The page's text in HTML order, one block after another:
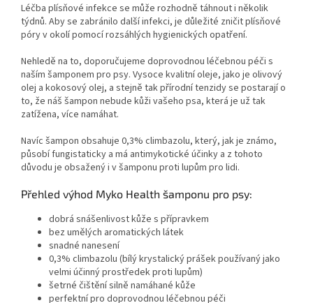
Léčba plísňové infekce se může rozhodně táhnout i několik
týdnů. Aby se zabránilo další infekci, je důležité zničit plísňové
póry v okolí pomocí rozsáhlých hygienických opatření.
Nehledě na to, doporučujeme doprovodnou léčebnou péči s
naším šamponem pro psy. Vysoce kvalitní oleje, jako je olivový
olej a kokosový olej, a stejně tak přírodní tenzidy se postarají o
to, že náš šampon nebude kůži vašeho psa, která je už tak
zatížena, více namáhat.
Navíc šampon obsahuje 0,3% climbazolu, který, jak je známo,
působí fungistaticky a má antimykotické účinky a z tohoto
důvodu je obsažený i v šamponu proti lupům pro lidi.
Přehled výhod Myko Health šamponu pro psy:
dobrá snášenlivost kůže s přípravkem
bez umělých aromatických látek
snadné nanesení
0,3% climbazolu (bílý krystalický prášek používaný jako
velmi účinný prostředek proti lupům)
šetrné čištění silně namáhané kůže
perfektní pro doprovodnou léčebnou péči